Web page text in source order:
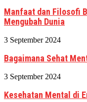
Manfaat dan Filosofi
Mengubah Dunia
3 September 2024
Bagaimana Sehat
3 September 2024
Kesehatan Mental di